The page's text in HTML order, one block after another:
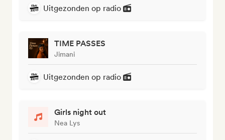
Uitgezonden op radio
TIME PASSES
Jimani
Uitgezonden op radio
Girls night out
Nea Lys